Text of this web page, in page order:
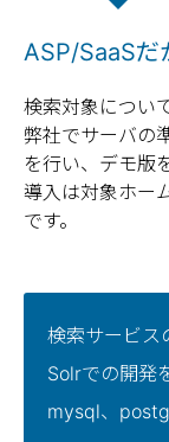
ASP/SaaSだ
検索対象につい
弊社でサーバの
を行い、デモ版
導入は対象ホー
です。
検索サービス
Solrでの開発
mysql、